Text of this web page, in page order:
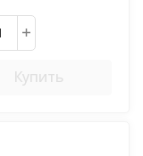
Купить